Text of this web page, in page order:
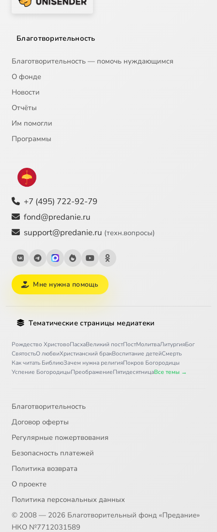
Благотворительность
Благотворительность — помочь нуждающимся
О фонде
Новости
Отчёты
Им помогли
Программы
+7 (495) 722-92-79
fond@predanie.ru
support@predanie.ru (техн.вопросы)
Мне нужна помощь
Тематические страницы медиатеки
Рождество ХристовоПасхаВеликий постПостМолитваЛитургияБог
СвятостьО любвиХристианский бракВоспитание детейСмерть
Как читать БиблиюЗачем нужна религияПокров Богородицы
Успение БогородицыПреображениеПятидесятницаВсе темы →
Благотворительность
Договор оферты
Регулярные пожертвования
Безопасность платежей
Политика возврата
О проекте
Политика персональных данных
© 2008 — 2026 Благотворительный фонд «Предание»
НКО №7712031589